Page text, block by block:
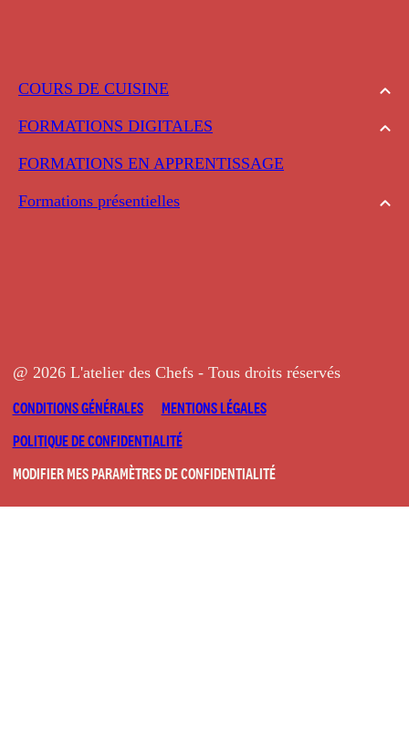
COURS DE CUISINE
FORMATIONS DIGITALES
FORMATIONS EN APPRENTISSAGE
Formations présentielles
@ 2026 L'atelier des Chefs - Tous droits réservés
CONDITIONS GÉNÉRALES
MENTIONS LÉGALES
POLITIQUE DE CONFIDENTIALITÉ
MODIFIER MES PARAMÈTRES DE CONFIDENTIALITÉ